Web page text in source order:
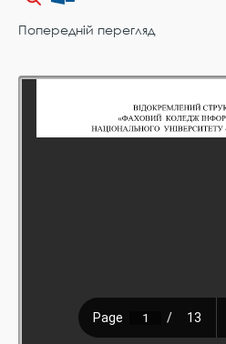
Попередній перегляд